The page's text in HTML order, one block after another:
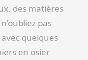
des matières
pas
quelques
en osier